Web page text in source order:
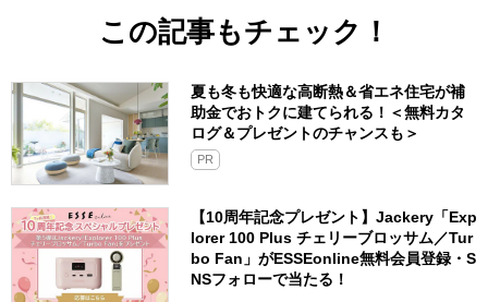
この記事もチェック！
夏も冬も快適な高断熱＆省エネ住宅が補
助金でおトクに建てられる！＜無料カタ
ログ＆プレゼントのチャンスも＞
PR
【10周年記念プレゼント】Jackery「Exp
lorer 100 Plus チェリーブロッサム／Tur
bo Fan」がESSEonline無料会員登録・S
NSフォローで当たる！